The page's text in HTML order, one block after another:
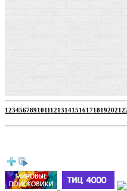
123456789101112131415161718192021